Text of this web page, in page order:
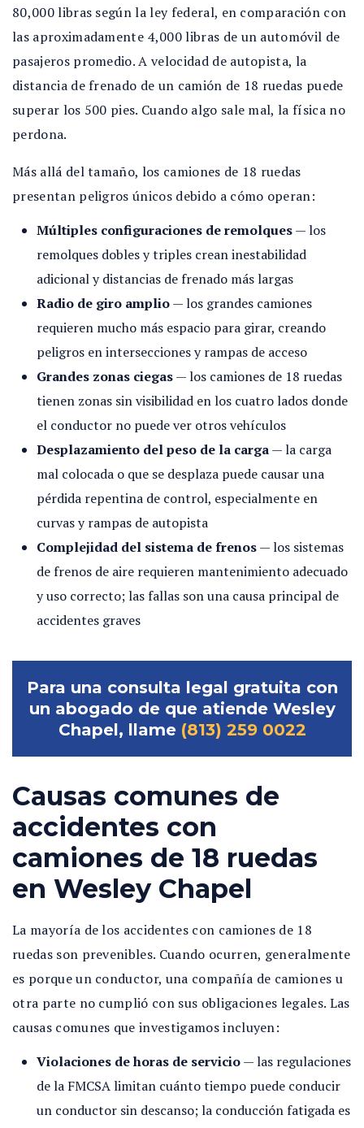
80,000 libras según la ley federal, en comparación con
las aproximadamente 4,000 libras de un automóvil de
pasajeros promedio. A velocidad de autopista, la
distancia de frenado de un camión de 18 ruedas puede
superar los 500 pies. Cuando algo sale mal, la física no
perdona.
Más allá del tamaño, los camiones de 18 ruedas
presentan peligros únicos debido a cómo operan:
Múltiples configuraciones de remolques— los
remolques dobles y triples crean inestabilidad
adicional y distancias de frenado más largas
Radio de giro amplio— los grandes camiones
requieren mucho más espacio para girar, creando
peligros en intersecciones y rampas de acceso
Grandes zonas ciegas— los camiones de 18 ruedas
tienen zonas sin visibilidad en los cuatro lados donde
el conductor no puede ver otros vehículos
Desplazamiento del peso de la carga— la carga
mal colocada o que se desplaza puede causar una
pérdida repentina de control, especialmente en
curvas y rampas de autopista
Complejidad del sistema de frenos— los sistemas
de frenos de aire requieren mantenimiento adecuado
y uso correcto; las fallas son una causa principal de
accidentes graves
Para una consulta legal gratuita con
un abogado de que atiende Wesley
Chapel, llame (813) 259 0022
Causas comunes de
accidentes con
camiones de 18 ruedas
en Wesley Chapel
La mayoría de los accidentes con camiones de 18
ruedas son prevenibles. Cuando ocurren, generalmente
es porque un conductor, una compañía de camiones u
otra parte no cumplió con sus obligaciones legales. Las
causas comunes que investigamos incluyen:
Violaciones de horas de servicio— las regulaciones
de la FMCSA limitan cuánto tiempo puede conducir
un conductor sin descanso; la conducción fatigada es